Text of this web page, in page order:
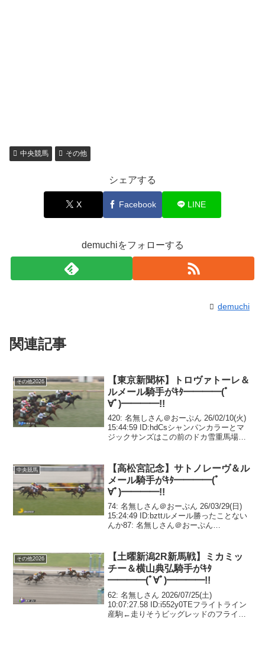
中央競馬 その他
シェアする
X Facebook LINE
demuchiをフォローする
demuchi
関連記事
その他2026
【東京新聞杯】トロヴァトーレ＆
ルメール騎手がｷﾀ━━━━(ﾟ
∀ﾟ)━━━━!!
420: 名無しさん＠おーぷん 26/02/10(火)
15:44:59 ID:hdCsシャンパンカラーとマ
ジックサンズはこの前のドカ雪重馬場の
中央競馬
【高松宮記念】サトノレーヴ＆ル
メール騎手がｷﾀ━━━━(ﾟ
∀ﾟ)━━━━!!
74: 名無しさん＠おーぷん 26/03/29(日)
15:24:49 ID:bzttルメール勝ったことない
んか87: 名無しさん＠おーぷん
その他2026
【土曜新潟2R新馬戦】ミカミッ
チー＆横山典弘騎手がｷﾀ
━━━━(ﾟ∀ﾟ)━━━━!!
62: 名無しさん 2026/07/25(土)
10:07:27.58 ID:i552y0TEフライトライン
産駒←走りそうビッグレッドのフライト